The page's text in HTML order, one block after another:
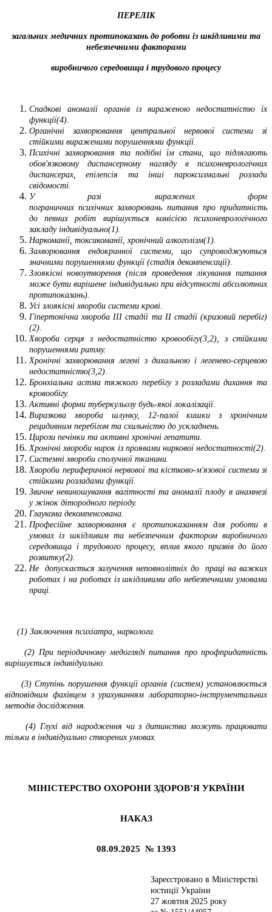
ПЕРЕЛІК
загальних медичних протипоказань до роботи із шкідливими та
небезпечними факторами
виробничого середовища і трудового процесу
Спадкові аномалії органів із вираженою недостатністю їх
функції(4).
Органічні захворювання центральної нервової системи зі
стійкими вираженими порушеннями функції.
Психічні захворювання та подібні їм стани, що підлягають
обов'язковому диспансерному нагляду в психоневрологічних
диспансерах, епілепсія та інші пароксизмальні розлади
свідомості.
У разі виражених форм
пограничних психічних захворювань питання про придатність
до певних робіт вирішується комісією психоневрологічного
закладу індивідуально(1).
Наркоманії, токсикоманії, хронічний алкоголізм(1).
Захворювання ендокринної системи, що супроводжуються
значними порушеннями функції (стадія декомпенсації).
Злоякісні новоутворення (після проведення лікування питання
може бути вирішене індивідуально при відсутності абсолютних
протипоказань).
Усі злоякісні хвороби системи крові.
Гіпертонічна хвороба III стадії та II стадії (кризовий перебіг)
(2).
Хвороби серця з недостатністю кровообігу(3,2), з стійкими
порушеннями ритму.
Хронічні захворювання легені з дихальною і легенево-серцевою
недостатністю(3,2).
Бронхіальна астма тяжкого перебігу з розладами дихання та
кровообігу.
Активні форми туберкульозу будь-якої локалізації.
Виразкова хвороба шлунку, 12-палої кишки з хронічним
рецидивним перебігом та схильністю до ускладнень.
Цирози печінки та активні хронічні гепатити.
Хронічні хвороби нирок із проявами ниркової недостатності(2).
Системні хвороби сполучної тканини.
Хвороби периферичної нервової та кістково-м'язової системи зі
стійкими розладами функції.
Звичне невиношування вагітності та аномалії плоду в анамнезі
у жінок дітородного періоду.
Глаукома декомпенсована.
Професійне захворювання є протипоказанням для роботи в
умовах із шкідливим та небезпечним фактором виробничого
середовища і трудового процесу, вплив якого призвів до його
розвитку(2).
Не допускається залучення неповнолітніх до праці на важких
роботах і на роботах із шкідливими або небезпечними умовами
праці.
(1) Заключення психіатра, нарколога.
(2) При періодичному медогляді питання про профпридатність
вирішується індивідуально.
(3) Ступінь порушення функції органів (систем) установлюється
відповідним фахівцем з урахуванням лабораторно-інструментальних
методів дослідження.
(4) Глухі від народження чи з дитинства можуть працювати
тільки в індивідуально створених умовах.
МІНІСТЕРСТВО ОХОРОНИ ЗДОРОВ’Я УКРАЇНИ
НАКАЗ
08.09.2025 № 1393
Зареєстровано в Міністерстві
юстиції України
27 жовтня 2025 року